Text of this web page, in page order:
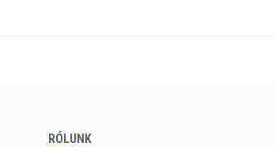
RÓLUNK